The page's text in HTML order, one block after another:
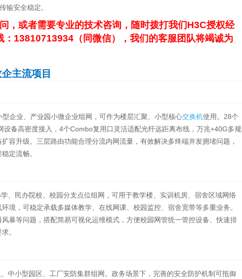
输安全稳定。
，或者需要专业的技术咨询，随时拨打我们H3C授权经
13810713934（同微信），我们的客服团队将竭诚为
主流项目
企业、产业园小微企业组网，可作为楼层汇聚、小型核心交换机使用。28个
设备高密度接入，4个Combo复用口灵活适配光纤远距离布线，万兆+40G多规
容升级。三层路由功能合理分流内网流量，有效解决多终端并发拥堵问题，
定流畅。
、民办院校、校园分支点位组网，可用于教学楼、实训机房、宿舍区域网络
境，可稳定承载多媒体教学、在线网课、校园监控、宿舍宽带等多重业务。
暴等问题，搭配简易可视化运维模式，方便校园网管统一管控设备、快速排
。
中小型园区、工厂安防集群组网。政务场景下，完善的安全防护机制可抵御